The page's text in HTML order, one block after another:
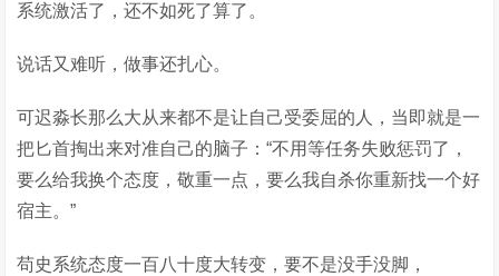
系统激活了，还不如死了算了。
说话又难听，做事还扎心。
可迟淼长那么大从来都不是让自己受委屈的人，当即就是一
把匕首掏出来对准自己的脑子：“不用等任务失败惩罚了，
要么给我换个态度，敬重一点，要么我自杀你重新找一个好
宿主。”
苟史系统态度一百八十度大转变，要不是没手没脚，